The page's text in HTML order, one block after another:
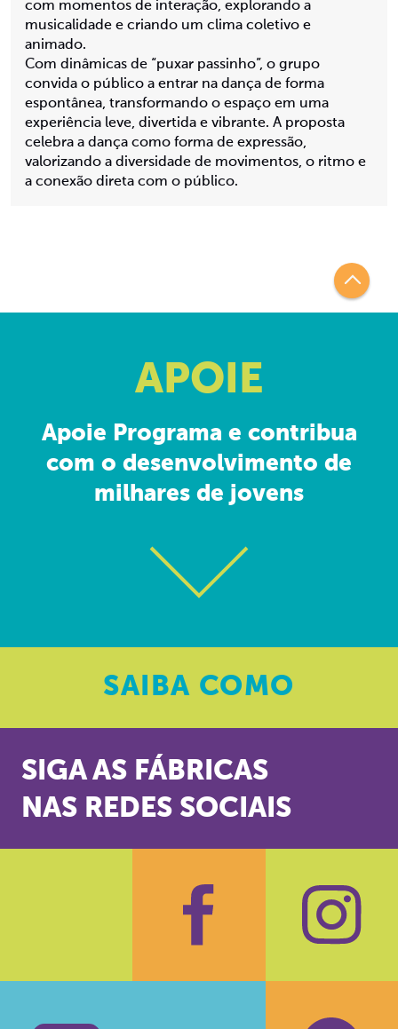
com momentos de interação, explorando a
musicalidade e criando um clima coletivo e
animado.
Com dinâmicas de “puxar passinho”, o grupo
convida o público a entrar na dança de forma
espontânea, transformando o espaço em uma
experiência leve, divertida e vibrante. A proposta
celebra a dança como forma de expressão,
valorizando a diversidade de movimentos, o ritmo e
a conexão direta com o público.
APOIE
Apoie Programa e contribua
com o desenvolvimento de
milhares de jovens
SAIBA COMO
SIGA AS FÁBRICAS
NAS REDES SOCIAIS
Facebook